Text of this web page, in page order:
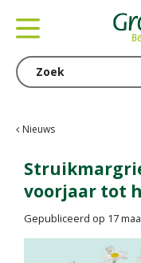
Nieuws
voorjaar tot
Gepubliceerd op 17